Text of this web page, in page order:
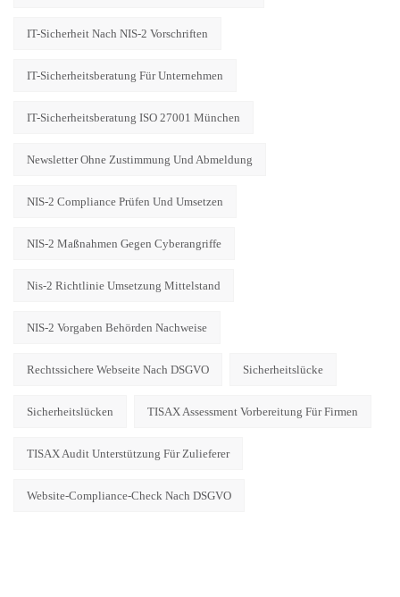
IT-Sicherheit Nach NIS-2 Vorschriften
IT-Sicherheitsberatung Für Unternehmen
IT-Sicherheitsberatung ISO 27001 München
Newsletter Ohne Zustimmung Und Abmeldung
NIS-2 Compliance Prüfen Und Umsetzen
NIS-2 Maßnahmen Gegen Cyberangriffe
Nis-2 Richtlinie Umsetzung Mittelstand
NIS-2 Vorgaben Behörden Nachweise
Rechtssichere Webseite Nach DSGVO Sicherheitslücke
Sicherheitslücken TISAX Assessment Vorbereitung Für Firmen
TISAX Audit Unterstützung Für Zulieferer
Website-Compliance-Check Nach DSGVO